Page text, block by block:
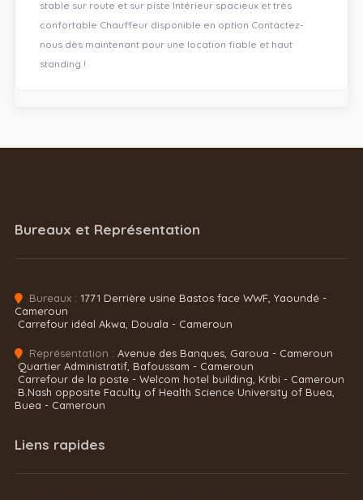
stable sur route et sur piste Intérieur spacieux et très
confortable Chauffeur disponible en option Contactez-
nous dès maintenant pour une location fiable et haut
standing !
Bureaux et Représentation
Bureaux : 1771 Derrière usine Bastos face WWF, Yaoundé -
Cameroun
Carrefour idéal Akwa, Douala - Cameroun
Représentation : Avenue des Banques, Garoua - Cameroun
Quartier Administratif, Bafoussam - Cameroun
Carrefour de la poste - Welcom hotel building, Kribi - Cameroun
B.Nash opposite Faculty of Health Science University of Buea,
Buea - Cameroun
Liens rapides